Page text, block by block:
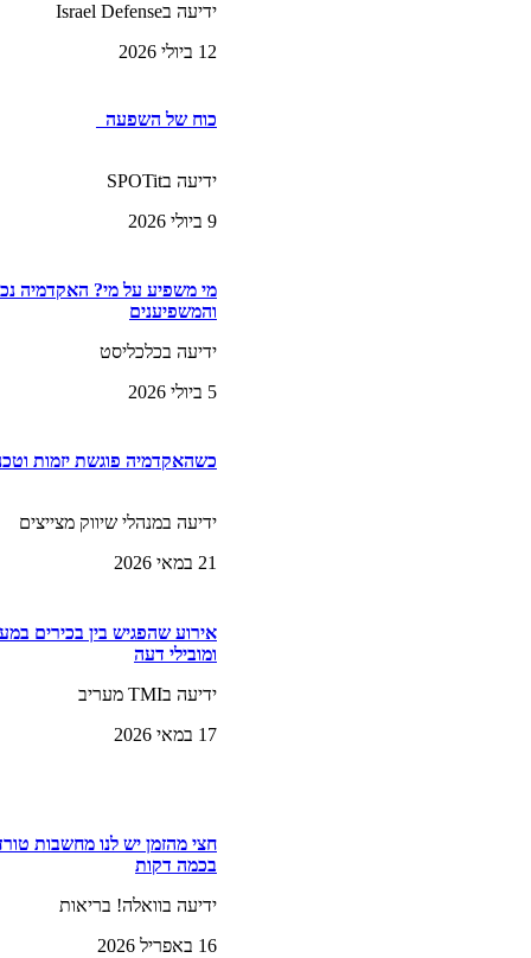
ידיעה בIsrael Defense
12 ביולי 2026
כוח של השפעה
ידיעה בSPOTit
9 ביולי 2026
מי משפיע על מי? האקדמיה
והמשפיענים
ידיעה בכלכליסט
5 ביולי 2026
כשהאקדמיה פוגשת יזמות
ידיעה במנהלי שיווק מצייצים
21 במאי 2026
אירוע שהפגיש בין בכירים
ומובילי דעה
ידיעה בTMI מעריב
17 במאי 2026
חצי מהזמן יש לנו מחשבות
בכמה דקות
ידיעה בוואלה! בריאות
16 באפריל 2026